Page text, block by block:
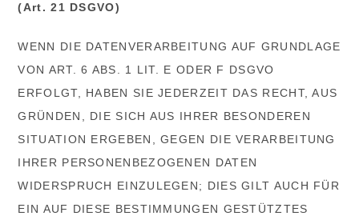
(Art. 21 DSGVO)
WENN DIE DATENVERARBEITUNG AUF GRUNDLAGE
VON ART. 6 ABS. 1 LIT. E ODER F DSGVO
ERFOLGT, HABEN SIE JEDERZEIT DAS RECHT, AUS
GRÜNDEN, DIE SICH AUS IHRER BESONDEREN
SITUATION ERGEBEN, GEGEN DIE VERARBEITUNG
IHRER PERSONENBEZOGENEN DATEN
WIDERSPRUCH EINZULEGEN; DIES GILT AUCH FÜR
EIN AUF DIESE BESTIMMUNGEN GESTÜTZTES